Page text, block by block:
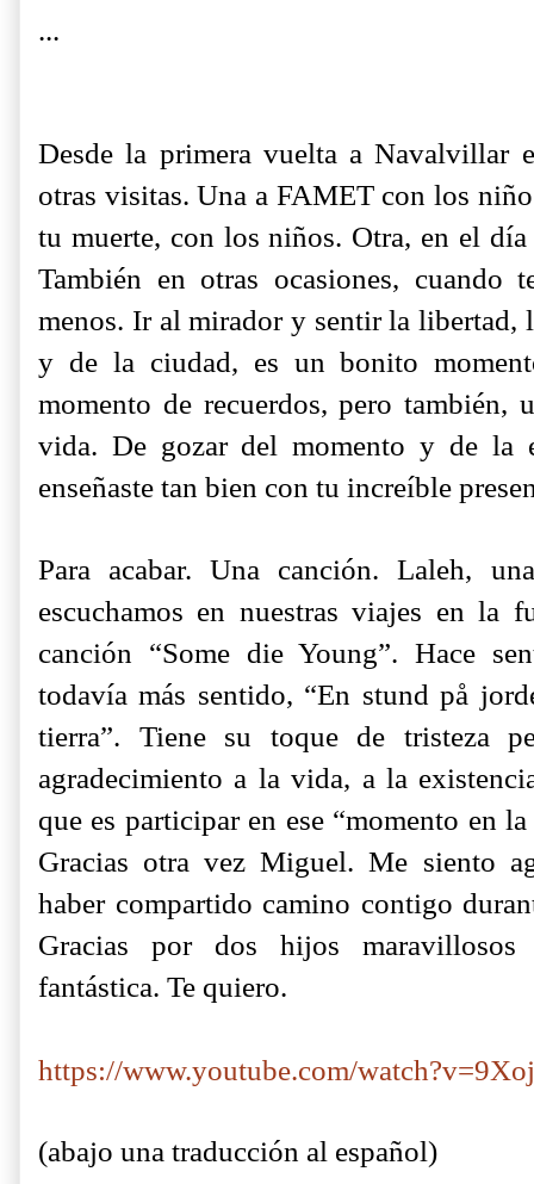
...
Desde la primera vuelta a Navalvillar
otras visitas. Una a FAMET con los
tu muerte, con los niños. Otra, en el
También en otras ocasiones, cuando
menos. Ir al mirador y sentir la libertad,
y de la ciudad, es un bonito
momento de recuerdos, pero también,
vida. De gozar del momento y de la
enseñaste tan bien con tu increíble
Para acabar. Una canción. Laleh,
escuchamos en nuestras viajes en la
canción “Some die Young”. Hace
todavía más sentido, “En stund på
tierra”. Tiene su toque de tristeza
agradecimiento a la vida, a la
que es participar en ese “momento en
Gracias otra vez Miguel. Me siento
haber compartido camino contigo
Gracias por dos hijos
fantástica. Te quiero.
https://www.youtube.com/
(abajo una traducción al español)